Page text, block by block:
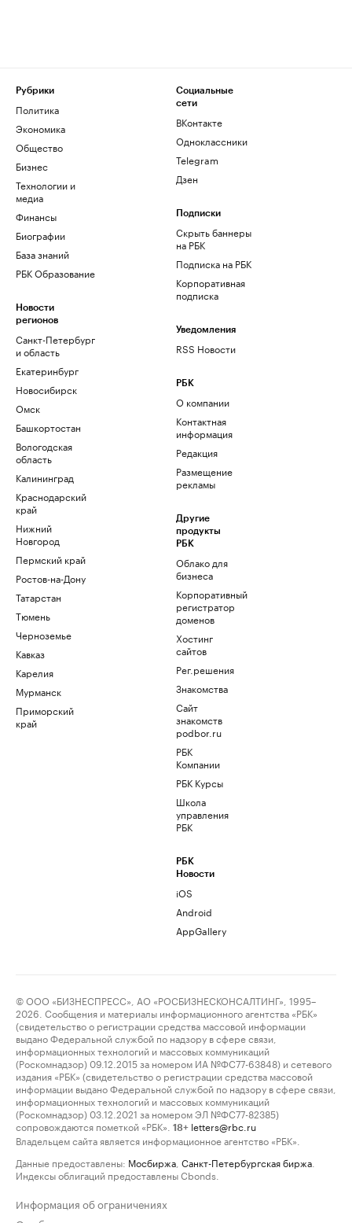
Рубрики
Политика
Экономика
Общество
Бизнес
Технологии и
медиа
Финансы
Биографии
База знаний
РБК Образование
Новости
регионов
Санкт-Петербург
и область
Екатеринбург
Новосибирск
Омск
Башкортостан
Вологодская
область
Калининград
Краснодарский
край
Нижний
Новгород
Пермский край
Ростов-на-Дону
Татарстан
Тюмень
Черноземье
Кавказ
Карелия
Мурманск
Приморский
край
Социальные
сети
ВКонтакте
Одноклассники
Telegram
Дзен
Подписки
Скрыть баннеры
на РБК
Подписка на РБК
Корпоративная
подписка
Уведомления
RSS Новости
РБК
О компании
Контактная
информация
Редакция
Размещение
рекламы
Другие
продукты
РБК
Облако для
бизнеса
Корпоративный
регистратор
доменов
Хостинг
сайтов
Рег.решения
Знакомства
Сайт
знакомств
podbor.ru
РБК
Компании
РБК Курсы
Школа
управления
РБК
РБК
Новости
iOS
Android
AppGallery
© ООО «БИЗНЕСПРЕСС», АО «РОСБИЗНЕСКОНСАЛТИНГ», 1995–
2026. Сообщения и материалы информационного агентства «РБК»
(свидетельство о регистрации средства массовой информации
выдано Федеральной службой по надзору в сфере связи,
информационных технологий и массовых коммуникаций
(Роскомнадзор) 09.12.2015 за номером ИА №ФС77-63848) и сетевого
издания «РБК» (свидетельство о регистрации средства массовой
информации выдано Федеральной службой по надзору в сфере связи,
информационных технологий и массовых коммуникаций
(Роскомнадзор) 03.12.2021 за номером ЭЛ №ФС77-82385)
сопровождаются пометкой «РБК».
18+ letters@rbc.ru
Владельцем сайта является информационное агентство «РБК».
Данные предоставлены: Мосбиржа Санкт-Петербургская биржа
Индексы облигаций предоставлены Cbonds.
Информация об ограничениях